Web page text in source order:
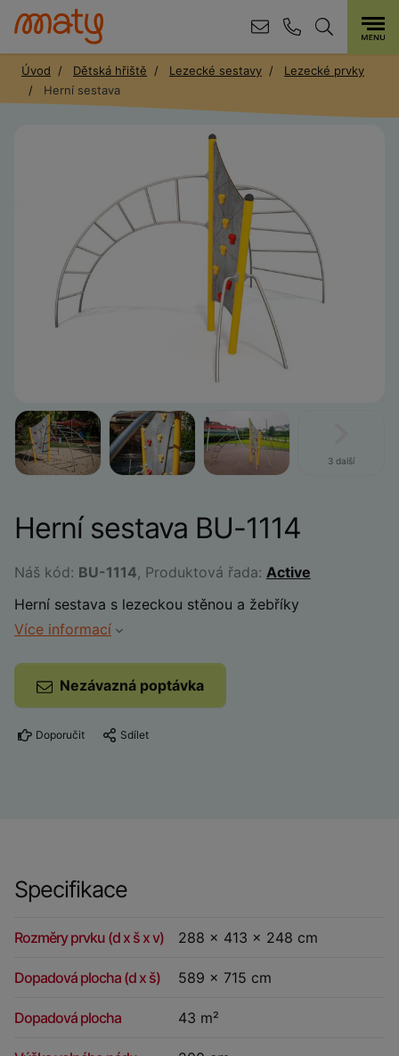
Úvod Dětská hřiště Lezecké sestavy
Lezecké prvky
Herní sestava
3 další
Herní sestava BU-1114
Náš kód: BU-1114, Produktová řada: Active
Herní sestava s lezeckou stěnou a žebříky
Více informací
Nezávazná poptávka
Doporučit Sdílet
Specifikace
Rozměry prvku (d x š x v) 288 x 413 x 248 cm
Dopadová plocha (d x š) 589 x 715 cm
Dopadová plocha 43 m²